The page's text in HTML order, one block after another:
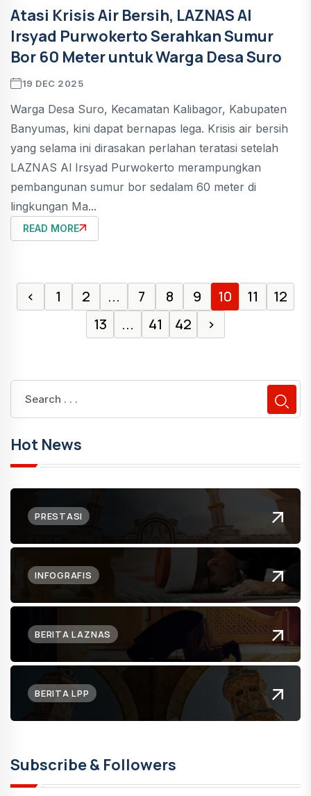
Atasi Krisis Air Bersih, LAZNAS Al
Irsyad Purwokerto Serahkan Sumur
Bor 60 Meter untuk Warga Desa Suro
19 DEC 2025
Warga Desa Suro, Kecamatan Kalibagor, Kabupaten
Banyumas, kini dapat bernapas lega. Krisis air bersih
yang selama ini dirasakan perlahan teratasi setelah
LAZNAS Al Irsyad Purwokerto merampungkan
pembangunan sumur bor sedalam 60 meter di
lingkungan Ma...
READ MORE
‹ 1 2 ... 7 8 9 10 11
12
13
... 41 42 ›
Hot News
PRESTASI
INFOGRAFIS
BERITA LAZNAS
BERITA LPP
Subscribe & Followers